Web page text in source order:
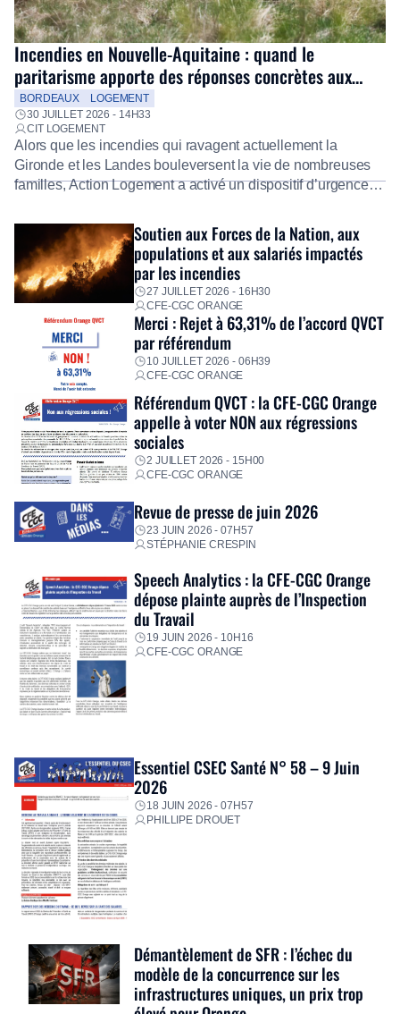
Incendies en Nouvelle-Aquitaine : quand le
paritarisme apporte des réponses concrètes aux
salariés
BORDEAUX
LOGEMENT
30 JUILLET 2026 - 14H33
CIT LOGEMENT
Alors que les incendies qui ravagent actuellement la
Gironde et les Landes bouleversent la vie de nombreuses
familles, Action Logement a activé un dispositif d’urgence
Fidèle à sa mission d’utilité sociale, le Groupe mobilise
immédiatement ses équipes afin de proposer un diagnostic
personnalisé, des aides financières pour faire face aux
premières dépenses, […]
Soutien aux Forces de la Nation, aux
populations et aux salariés impactés
par les incendies
27 JUILLET 2026 - 16H30
CFE-CGC ORANGE
Merci : Rejet à 63,31% de l’accord QVCT
par référendum
10 JUILLET 2026 - 06H39
CFE-CGC ORANGE
Référendum QVCT : la CFE-CGC Orange
appelle à voter NON aux régressions
sociales
2 JUILLET 2026 - 15H00
CFE-CGC ORANGE
Revue de presse de juin 2026
23 JUIN 2026 - 07H57
STÉPHANIE CRESPIN
Speech Analytics : la CFE-CGC Orange
dépose plainte auprès de l’Inspection
du Travail
19 JUIN 2026 - 10H16
CFE-CGC ORANGE
Essentiel CSEC Santé N° 58 – 9 Juin
2026
18 JUIN 2026 - 07H57
PHILLIPE DROUET
Démantèlement de SFR : l’échec du
modèle de la concurrence sur les
infrastructures uniques, un prix trop